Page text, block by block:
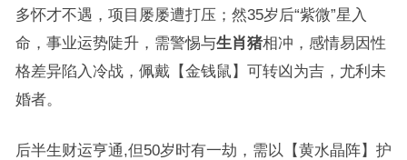
多怀才不遇，项目屡屡遭打压；然35岁后“紫微”星入
命，事业运势陡升，需警惕与生肖猪相冲，感情易因性
格差异陷入冷战，佩戴【金钱鼠】可转凶为吉，尤利未
婚者。
后半生财运亨通,但50岁时有一劫，需以【黄水晶阵】护